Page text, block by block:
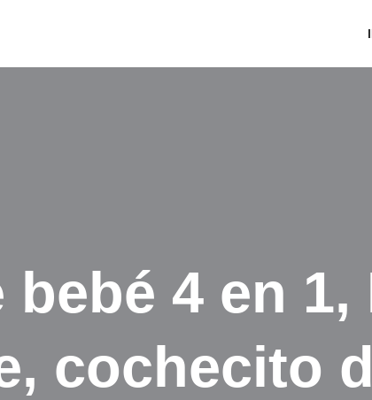
4 en 1,
cochecito